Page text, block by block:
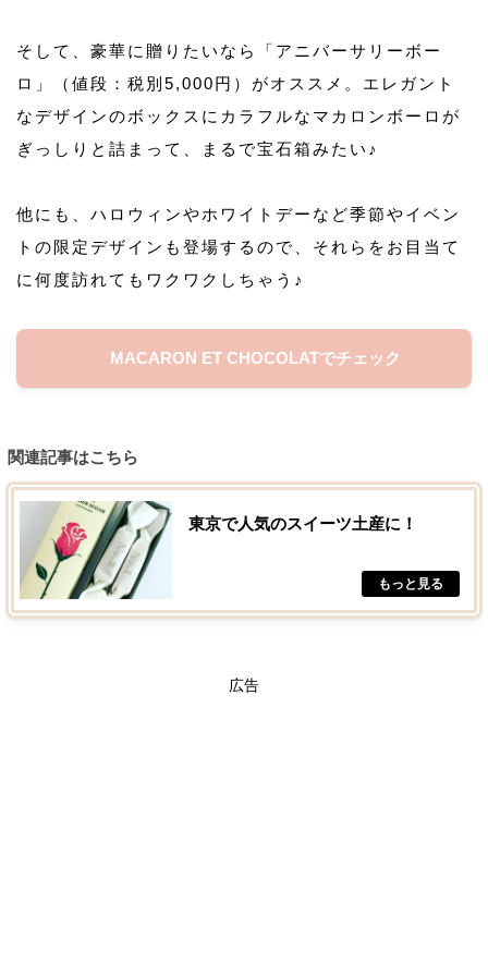
そして、豪華に贈りたいなら「アニバーサリーボー
ロ」（値段：税別5,000円）がオススメ。エレガント
なデザインのボックスにカラフルなマカロンボーロが
ぎっしりと詰まって、まるで宝石箱みたい♪
他にも、ハロウィンやホワイトデーなど季節やイベン
トの限定デザインも登場するので、それらをお目当て
に何度訪れてもワクワクしちゃう♪
MACARON ET CHOCOLATでチェック
関連記事はこちら
東京で人気のスイーツ土産に！
広告